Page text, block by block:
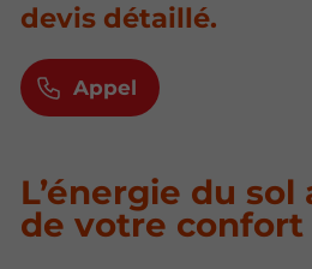
devis détaillé.
Appel
L’énergie du sol
de votre confort